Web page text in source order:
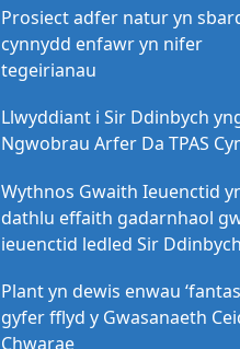
Prosiect adfer natur yn
cynnydd enfawr yn nifer
tegeirianau
Llwyddiant i Sir Ddinbych
Ngwobrau Arfer Da TPAS
Wythnos Gwaith Ieuenctid
dathlu effaith gadarnhaol
ieuenctid ledled Sir Ddinbych
Plant yn dewis enwau
gyfer fflyd y Gwasanaeth
Chwarae